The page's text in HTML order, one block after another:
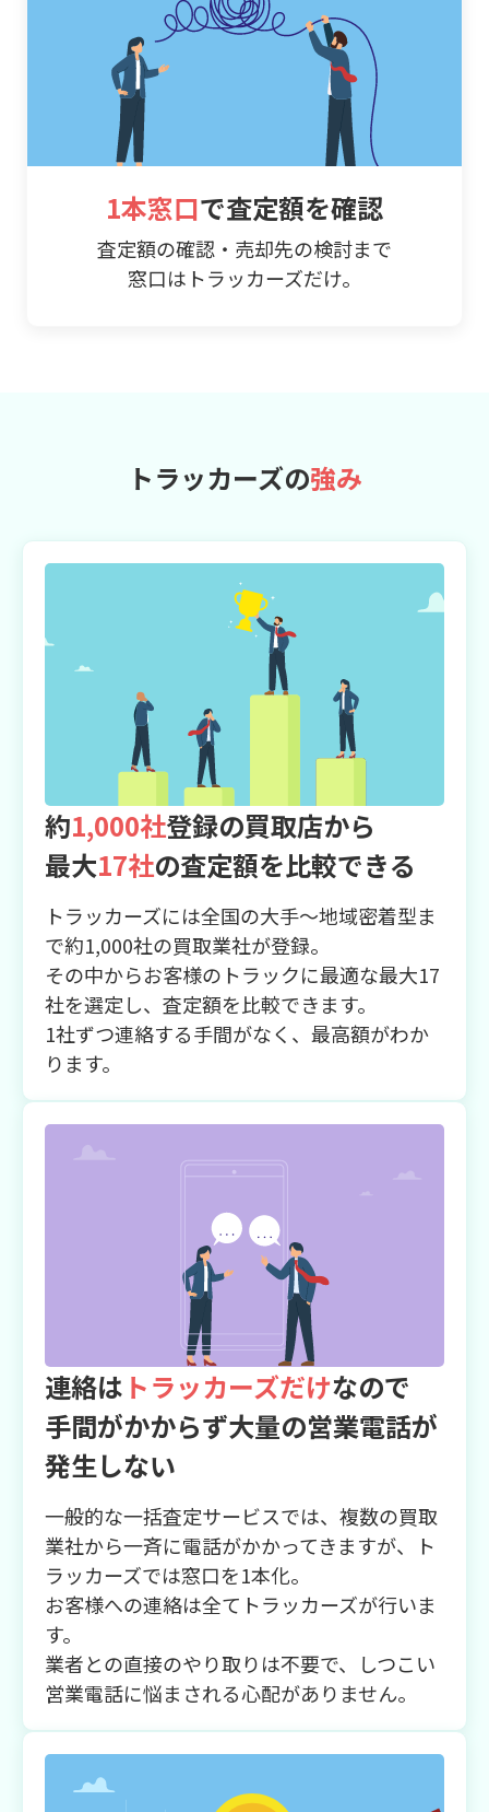
1本窓口で査定額を確認
査定額の確認・売却先の検討まで
窓口はトラッカーズだけ。
トラッカーズの強み
約1,000社登録の買取店から
最大17社の査定額を比較できる
トラッカーズには全国の大手～地域密着型ま
で約1,000社の買取業社が登録。
その中からお客様のトラックに最適な最大17
社を選定し、査定額を比較できます。
1社ずつ連絡する手間がなく、最高額がわか
ります。
連絡は トラッカーズだけなので
手間がかからず大量の営業電話が
発生しない
一般的な一括査定サービスでは、複数の買取
業社から一斉に電話がかかってきますが、ト
ラッカーズでは窓口を1本化。
お客様への連絡は全てトラッカーズが行いま
す。
業者との直接のやり取りは不要で、しつこい
営業電話に悩まされる心配がありません。